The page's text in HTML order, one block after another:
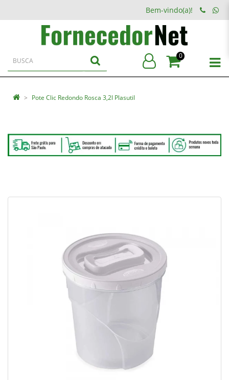
Bem-vindo(a)!
0
Pote Clic Redondo Rosca 3,2l Plasutil